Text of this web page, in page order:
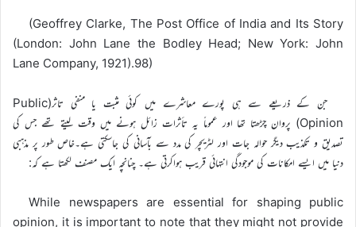
(Geoffrey Clarke, The Post Office of India and Its Story
(London: John Lane the Bodley Head; New York: John
Lane Company, 1921).98)
جن کے ذریعے سے ہی پورے معاشرے میں کوئی مثبت یا منفی تاثر(Public
Opinion) پروان چڑھتا تھا اور عموماً یہ تأثرات زائل ہونے میں وقت لیتے تھے جس کی
تصدیق و تکذیب دیگر حوالہ جات اور لٹریچر کی مدد سے بآسانی کی جاسکتی ہے۔خاص طور پر مذہبی
دنیا میں ایسے امکانات کی موجودگی انتہائی قریب ہواکرتی ہے۔ چنانچہ ایک مصنف لکھتا ہے کہ:
While newspapers are essential for shaping public
opinion, it is important to note that they might not provide